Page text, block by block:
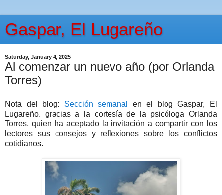
Gaspar, El Lugareño
Saturday, January 4, 2025
Al comenzar un nuevo año (por Orlanda
Torres)
Nota del blog: Sección semanal
en el blog Gaspar, El
Lugareño, gracias a la cortesía de la psicóloga Orlanda
Torres, quien ha aceptado la invitación a compartir con los
lectores sus consejos y reflexiones sobre los conflictos
cotidianos.